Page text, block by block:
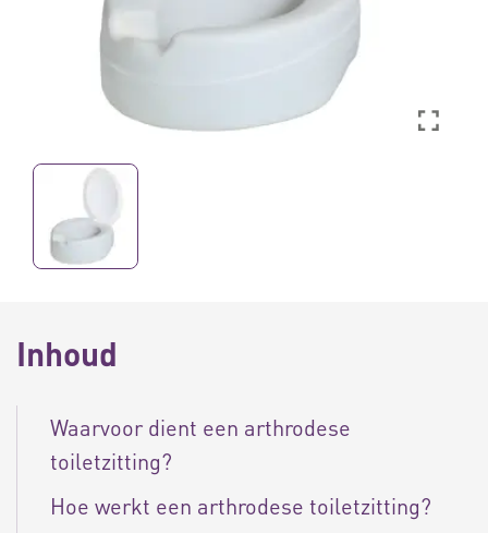
Inhoud
Waarvoor dient een arthrodese
toiletzitting?
Hoe werkt een arthrodese toiletzitting?